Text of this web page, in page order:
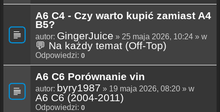
A6 C4 - Czy warto kupić zamiast A4
B5?
autor: GingerJuice » 25 maja 2026, 10:24 » w
💬 Na każdy temat (Off-Top)
Odpowiedzi: 0
A6 C6 Porównanie vin
autor: byry1987 » 19 maja 2026, 08:20 » w
A6 C6 (2004-2011)
Odpowiedzi: 0